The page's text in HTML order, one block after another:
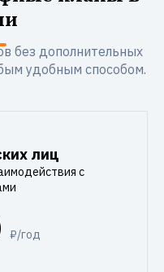
без дополнительных
удобным способом.
лиц
с
₽/год